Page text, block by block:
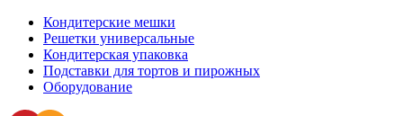
Кондитерские мешки
Решетки универсальные
Кондитерская упаковка
Подставки для тортов и пирожных
Оборудование